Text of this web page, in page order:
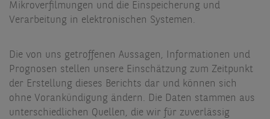
Mikroverfilmungen und die Einspeicherung und
Verarbeitung in elektronischen Systemen.
Die von uns getroffenen Aussagen, Informationen und
Prognosen stellen unsere Einschätzung zum Zeitpunkt
der Erstellung dieses Berichts dar und können sich
ohne Vorankündigung ändern. Die Daten stammen aus
unterschiedlichen Quellen, die wir für zuverlässig